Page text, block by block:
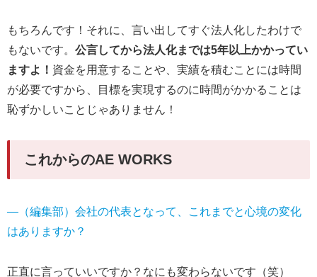
もちろんです！それに、言い出してすぐ法人化したわけで
もないです。 公言してから法人化までは5年以上かかってい
ますよ！ 資金を用意することや、実績を積むことには時間
が必要ですから、目標を実現するのに時間がかかることは
恥ずかしいことじゃありません！
これからのAE WORKS
―（編集部）会社の代表となって、これまでと心境の変化
はありますか？
正直に言っていいですか？なにも変わらないです（笑）